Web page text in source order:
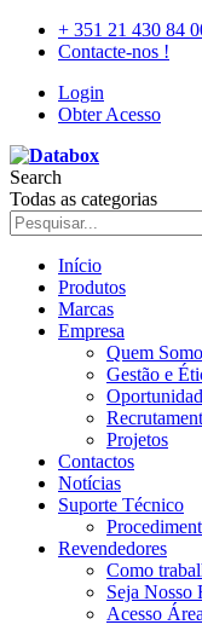
+ 351 21 430 84
Contacte-nos !
Login
Obter Acesso
Search
Todas as categorias
Início
Produtos
Marcas
Empresa
Quem
Gestão e
Projetos
Contactos
Notícias
Suporte Técnico
Revendedores
Como
Seja Nosso
Acesso